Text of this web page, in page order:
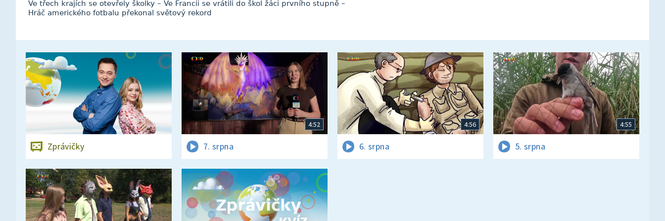
Ve třech krajích se otevřely školky – Ve Francii se vrátili do škol žáci prvního stupně –
Hráč amerického fotbalu překonal světový rekord
Zprávičky
4:52
7. srpna
4:56
6. srpna
4:55
5. srpna